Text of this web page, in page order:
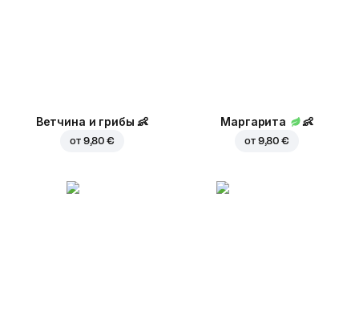
Ветчина и грибы 👶
от 9,80 €
Маргарита 👶
от 9,80 €